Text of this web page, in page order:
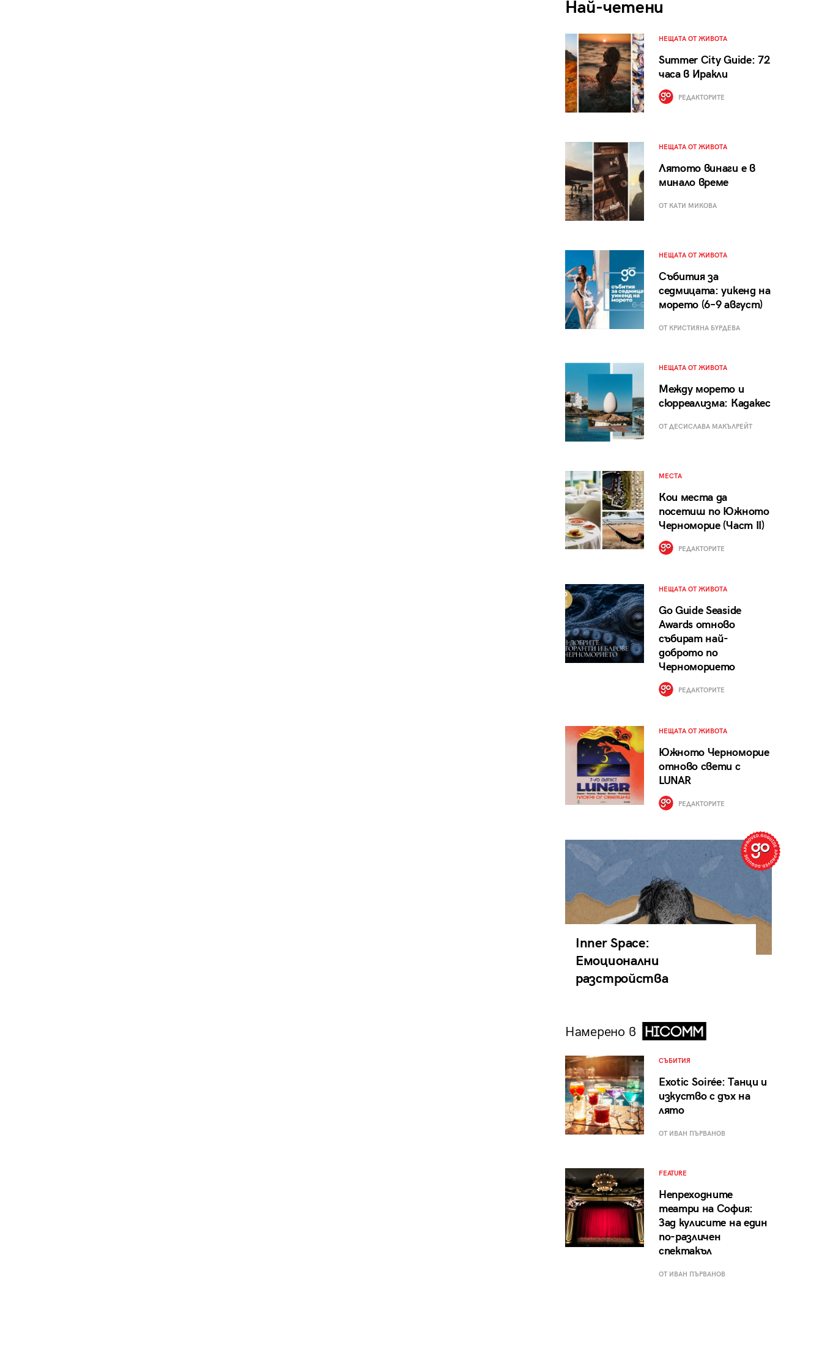
Най-четени
НЕЩАТА ОТ ЖИВОТА
Summer City Guide: 72
часа в Иракли
РЕДАКТОРИТЕ
НЕЩАТА ОТ ЖИВОТА
Лятото винаги е в
минало време
ОТ КАТИ МИКОВА
НЕЩАТА ОТ ЖИВОТА
Събития за
седмицата: уикенд на
морето (6–9 август)
ОТ КРИСТИЯНА БУРДЕВА
НЕЩАТА ОТ ЖИВОТА
Между морето и
сюрреализма: Кадакес
ОТ ДЕСИСЛАВА МАКЪЛРЕЙТ
МЕСТА
Кои места да
посетиш по Южното
Черноморие (Част II)
РЕДАКТОРИТЕ
НЕЩАТА ОТ ЖИВОТА
Go Guide Seaside
Awards отново
събират най-
доброто по
Черноморието
РЕДАКТОРИТЕ
НЕЩАТА ОТ ЖИВОТА
Южното Черноморие
отново свети с
LUNAR
РЕДАКТОРИТЕ
Inner Space:
Емоционални
разстройства
Намерено в
СЪБИТИЯ
Exotic Soirée: Танци и
изкуство с дъх на
лято
ОТ ИВАН ПЪРВАНОВ
FEATURE
Непреходните
театри на София:
Зад кулисите на един
по-различен
спектакъл
ОТ ИВАН ПЪРВАНОВ